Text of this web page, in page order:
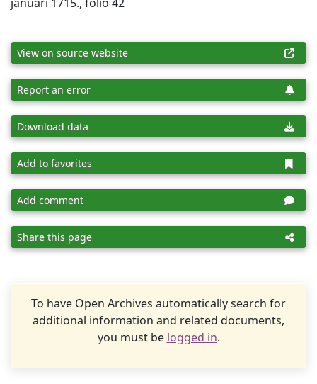
View on source website
Report an error
Download data
Add to favorites
Add comment
Share this page
To have Open Archives automatically search for
additional information and related documents,
you must be logged in.